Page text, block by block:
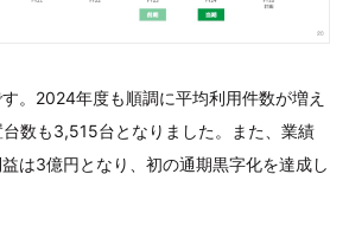
。2024年度も順調に平均利用件数が増え
数も3,515台となりました。また、業績
は3億円となり、初の通期黒字化を達成し